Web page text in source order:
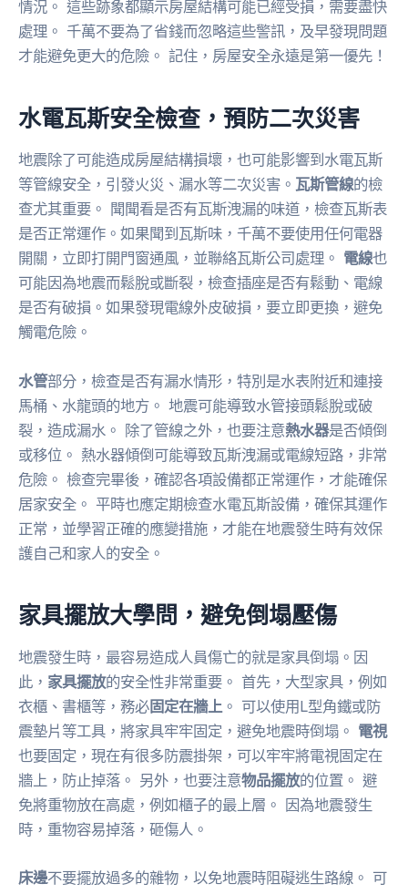
情況。 這些跡象都顯示房屋結構可能已經受損，需要盡快
處理。 千萬不要為了省錢而忽略這些警訊，及早發現問題
才能避免更大的危險。 記住，房屋安全永遠是第一優先！
水電瓦斯安全檢查，預防二次災害
地震除了可能造成房屋結構損壞，也可能影響到水電瓦斯
等管線安全，引發火災、漏水等二次災害。 瓦斯管線的檢
查尤其重要。 聞聞看是否有瓦斯洩漏的味道，檢查瓦斯表
是否正常運作。如果聞到瓦斯味，千萬不要使用任何電器
開關，立即打開門窗通風，並聯絡瓦斯公司處理。 電線也
可能因為地震而鬆脫或斷裂，檢查插座是否有鬆動、電線
是否有破損。如果發現電線外皮破損，要立即更換，避免
觸電危險。
水管部分，檢查是否有漏水情形，特別是水表附近和連接
馬桶、水龍頭的地方。 地震可能導致水管接頭鬆脫或破
裂，造成漏水。 除了管線之外，也要注意熱水器是否傾倒
或移位。 熱水器傾倒可能導致瓦斯洩漏或電線短路，非常
危險。 檢查完畢後，確認各項設備都正常運作，才能確保
居家安全。 平時也應定期檢查水電瓦斯設備，確保其運作
正常，並學習正確的應變措施，才能在地震發生時有效保
護自己和家人的安全。
家具擺放大學問，避免倒塌壓傷
地震發生時，最容易造成人員傷亡的就是家具倒塌。因
此， 家具擺放的安全性非常重要。 首先，大型家具，例如
衣櫃、書櫃等，務必固定在牆上 。 可以使用L型角鐵或防
震墊片等工具，將家具牢牢固定，避免地震時倒塌。 電視
也要固定，現在有很多防震掛架，可以牢牢將電視固定在
牆上，防止掉落。 另外，也要注意物品擺放的位置。 避
免將重物放在高處，例如櫃子的最上層。 因為地震發生
時，重物容易掉落，砸傷人。
床邊不要擺放過多的雜物，以免地震時阻礙逃生路線。 可